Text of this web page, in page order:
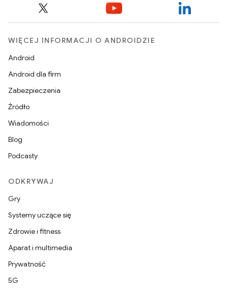
WIĘCEJ INFORMACJI O ANDROIDZIE
Android
Android dla firm
Zabezpieczenia
Źródło
Wiadomości
Blog
Podcasty
ODKRYWAJ
Gry
Systemy uczące się
Zdrowie i fitness
Aparat i multimedia
Prywatność
5G